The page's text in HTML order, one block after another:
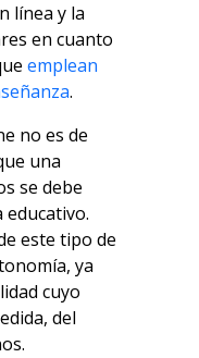
línea y la
en cuanto
emplean
.
no es de
una
se debe
este tipo de
ya
cuyo
del